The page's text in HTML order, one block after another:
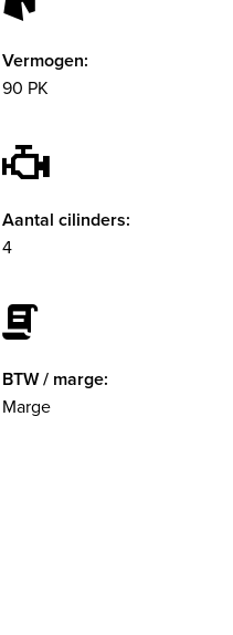
Vermogen:
90 PK
Aantal cilinders:
4
BTW / marge:
Marge